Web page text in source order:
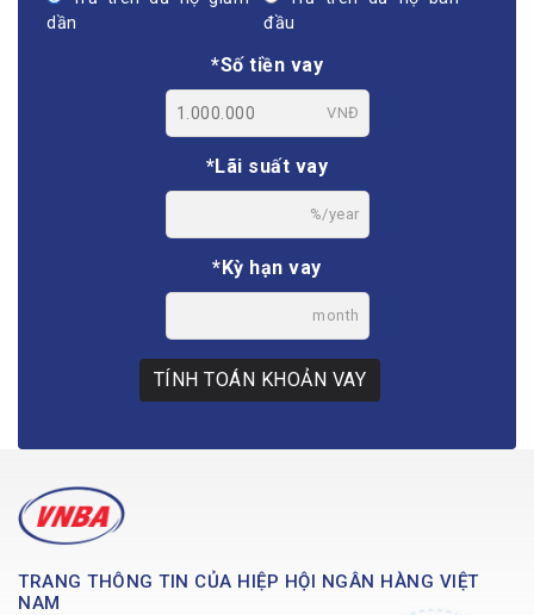
dần
đầu
*Số tiền vay
VNĐ
*Lãi suất vay
%/year
*Kỳ hạn vay
month
TÍNH TOÁN KHOẢN VAY
TRANG THÔNG TIN CỦA HIỆP HỘI NGÂN HÀNG VIỆT
NAM